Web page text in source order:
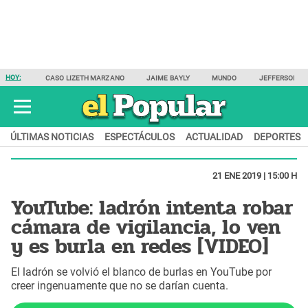
HOY: CASO LIZETH MARZANO JAIME BAYLY MUNDO JEFFERSON
ÚLTIMAS NOTICIAS ESPECTÁCULOS ACTUALIDAD DEPORTES
21 ENE 2019 | 15:00 H
YouTube: ladrón intenta robar
cámara de vigilancia, lo ven
y es burla en redes [VIDEO]
El ladrón se volvió el blanco de burlas en YouTube por
creer ingenuamente que no se darían cuenta.